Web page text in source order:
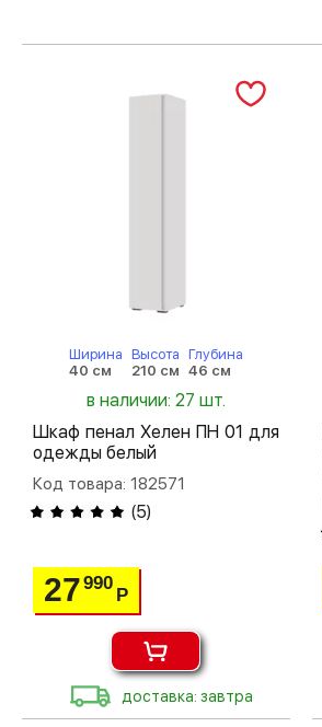
Ширина
40 см
Высота
210 см
Глубина
46 см
в наличии: 27 шт.
Шкаф пенал Хелен ПН 01 для
одежды белый
Код товара: 182571
(5)
27990
Р
доставка: завтра